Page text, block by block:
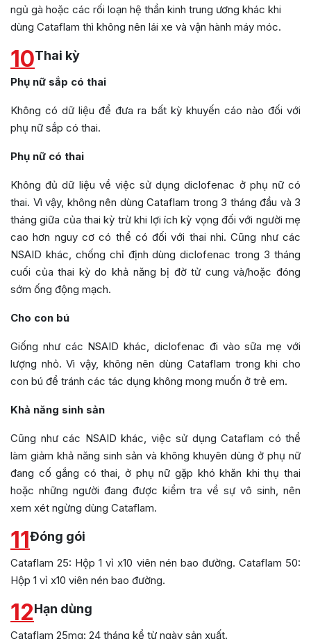
ngủ gà hoặc các rối loạn hệ thần kinh trung ương khác khi
dùng Cataflam thì không nên lái xe và vận hành máy móc.
10Thai kỳ
Phụ nữ sắp có thai
Không có dữ liệu để đưa ra bất kỳ khuyến cáo nào đối với
phụ nữ sắp có thai.
Phụ nữ có thai
Không đủ dữ liệu về việc sử dụng diclofenac ở phụ nữ có
thai. Vì vậy, không nên dùng Cataflam trong 3 tháng đầu và 3
tháng giữa của thai kỳ trừ khi lợi ích kỳ vọng đối với người mẹ
cao hơn nguy cơ có thể có đối với thai nhi. Cũng như các
NSAID khác, chống chỉ định dùng diclofenac trong 3 tháng
cuối của thai kỳ do khả năng bị đờ tử cung và/hoặc đóng
sớm ống động mạch.
Cho con bú
Giống như các NSAID khác, diclofenac đi vào sữa mẹ với
lượng nhỏ. Vì vậy, không nên dùng Cataflam trong khi cho
con bú để tránh các tác dụng không mong muốn ở trẻ em.
Khả năng sinh sản
Cũng như các NSAID khác, việc sử dụng Cataflam có thể
làm giảm khả năng sinh sản và không khuyên dùng ở phụ nữ
đang cố gắng có thai, ở phụ nữ gặp khó khăn khi thụ thai
hoặc những người đang được kiểm tra về sự vô sinh, nên
xem xét ngừng dùng Cataflam.
11Đóng gói
Cataflam 25: Hộp 1 vỉ x10 viên nén bao đường. Cataflam 50:
Hộp 1 vỉ x10 viên nén bao đường.
12Hạn dùng
Cataflam 25mg: 24 tháng kể từ ngày sản xuất.